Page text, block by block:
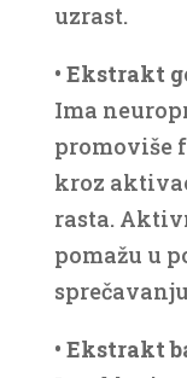
uzrast.
• Ekstrakt
Ima
promoviše
kroz
rasta.
pomažu u
• Ekstrakt